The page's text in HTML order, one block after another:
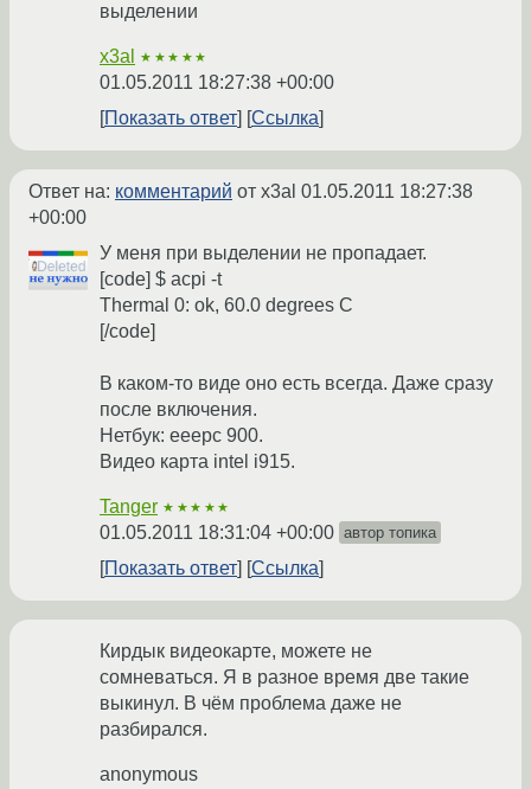
выделении
x3al ★★★★★
01.05.2011 18:27:38 +00:00
Показать ответ
Ссылка
Ответ на: комментарий от x3al 01.05.2011 18:27:38
+00:00
У меня при выделении не пропадает.
[code] $ acpi -t
Thermal 0: ok, 60.0 degrees C
[/code]
В каком-то виде оно есть всегда. Даже сразу
после включения.
Нетбук: eeepc 900.
Видео карта intel i915.
Tanger ★★★★★
01.05.2011 18:31:04 +00:00 автор топика
Показать ответ Ссылка
Кирдык видеокарте, можете не
сомневаться. Я в разное время две такие
выкинул. В чём проблема даже не
разбирался.
anonymous